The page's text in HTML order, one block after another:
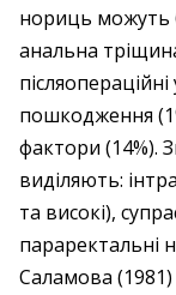
нориць можуть
анальна
пошкодження
фактори (14%).
виділяють:
та високі),
параректальні
Саламова (1981)